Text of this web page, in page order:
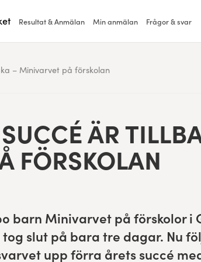
Resultat & Anmälan Min anmälan Frågor & svar
– Minivarvet på förskolan
ÄR
FÖRSKOLAN
barn Mini­varvet på förskolor i
slut på bara tre dagar. Nu
upp för­ra årets suc­cé